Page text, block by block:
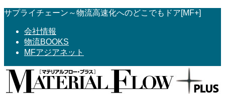
コ
へ
ス
ナ
ョ
ン
サプライチェーン～物流高速化へのどこでもドア[MF+]
会社情報
物流BOOKS
MFアジアネット